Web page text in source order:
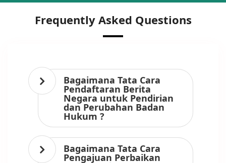
Frequently Asked Questions
Bagaimana Tata Cara
Pendaftaran Berita
Negara untuk Pendirian
dan Perubahan Badan
Hukum ?
Bagaimana Tata Cara
Pengajuan Perbaikan